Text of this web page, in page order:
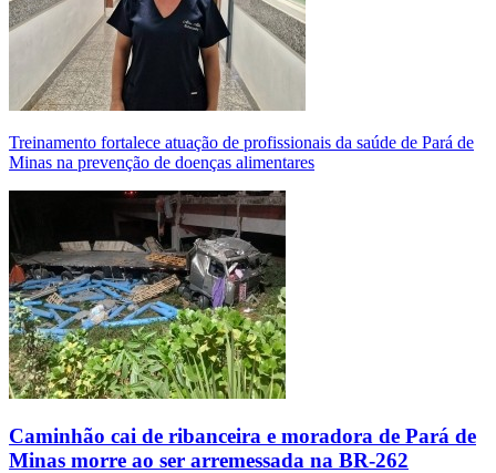
Treinamento fortalece atuação de profissionais da saúde de Pará de
Minas na prevenção de doenças alimentares
Caminhão cai de ribanceira e moradora de Pará de
Minas morre ao ser arremessada na BR-262